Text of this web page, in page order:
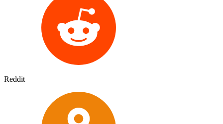
Reddit